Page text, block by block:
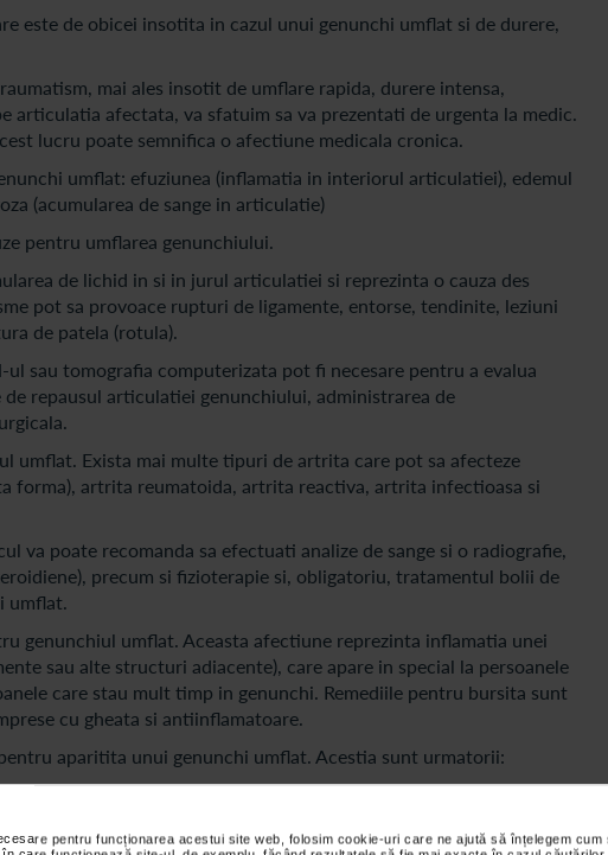
pentru funcționarea acestui site web, folosim cookie-uri care ne ajută să înțelegem cum
este de obicei insotita in cazul unui genunchi umflat si de durere,
mai ales insotit de umflare rapida, durere intensa,
afectata, va sfatuim sa va prezentati de urgenta la medic.
lucru poate semnifica o afectiune medicala cronica.
umflat: efuziunea (inflamatia in interiorul articulatiei), edemul
(acumularea de sange in articulatie)
pentru umflarea genunchiului.
de lichid in si in jurul articulatiei si reprezinta o cauza des
pot sa provoace rupturi de ligamente, entorse, tendinite, leziuni
de patela (rotula).
sau tomografia computerizata pot fi necesare pentru a evalua
repausul articulatiei genunchiului, administrarea de
umflat. Exista mai multe tipuri de artrita care pot sa afecteze
forma), artrita reumatoida, artrita reactiva, artrita infectioasa si
va poate recomanda sa efectuati analize de sange si o radiografie,
precum si fizioterapie si, obligatoriu, tratamentul bolii de
umflat.
genunchiul umflat. Aceasta afectiune reprezinta inflamatia unei
sau alte structuri adiacente), care apare in special la persoanele
care stau mult timp in genunchi. Remediile pentru bursita sunt
cu gheata si antiinflamatoare.
aparitita unui genunchi umflat. Acestia sunt urmatorii:
o forma de artrita creste.
obeze au riscul mai mare de a se confrunta cu un genunchi umflat